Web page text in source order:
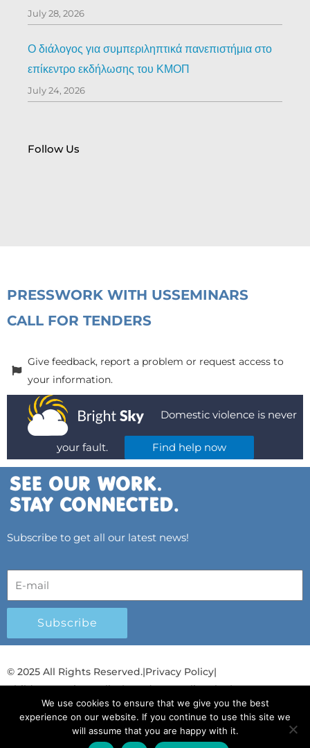
July 28, 2026
Ο διάλογος για συμπεριληπτικά πανεπιστήμια στο
επίκεντρο εκδήλωσης του ΚΜΟΠ
July 24, 2026
Follow Us
PRESSWORK WITH USSEMINARS
CALL FOR TENDERS
Give feedback, report a problem or request access to
your information.
Domestic violence is never
your fault. Find help now
Subscribe to get all our latest news!
Subscribe
© 2025 All Rights Reserved.|Privacy Policy|
Child Protection Policy|Gender Equality Plan|
Λογοδοσία και Διαφάνεια
T
Y
I
S
T
We use cookies to ensure that we give you the best
experience on our website. If you continue to use this site we
will assume that you are happy with it.